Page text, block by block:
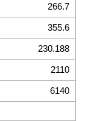
266.7
355.6
230.188
2110
6140